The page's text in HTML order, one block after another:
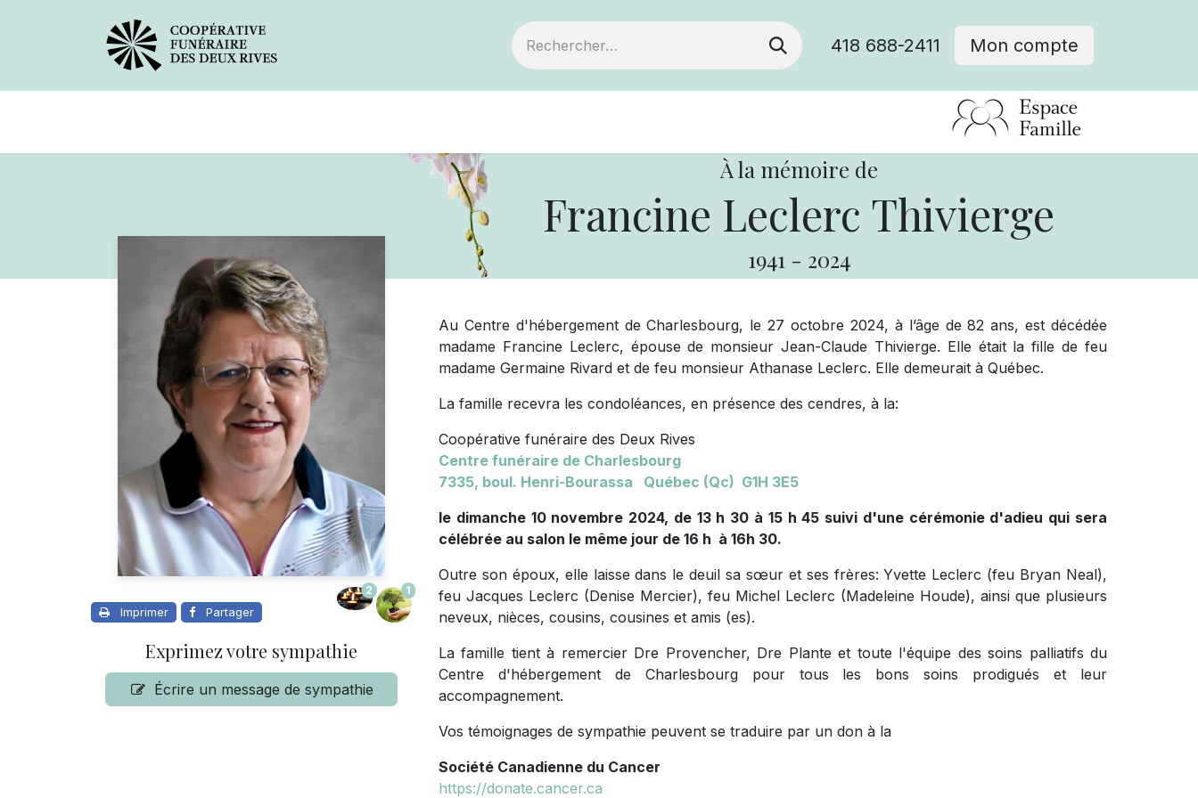
418 688-2411 Mon compte
À la mémoire de
Francine Leclerc Thivierge
1941 - 2024
Imprimer Partager
2 1
Exprimez votre sympathie
Écrire un message de sympathie
Au Centre d'hébergement de Charlesbourg, le 27 octobre 2024, à l’âge de 82 ans, est décédée
madame Francine Leclerc, épouse de monsieur Jean-Claude Thivierge. Elle était la fille de feu
madame Germaine Rivard et de feu monsieur Athanase Leclerc. Elle demeurait à Québec.
La famille recevra les condoléances, en présence des cendres, à la:
Coopérative funéraire des Deux Rives
Centre funéraire de Charlesbourg
7335, boul. Henri-Bourassa Québec (Qc) G1H 3E5
le dimanche 10 novembre 2024, de 13 h 30 à 15 h 45 suivi d'une cérémonie d'adieu qui sera
célébrée au salon le même jour de 16 h à 16h 30.
Outre son époux, elle laisse dans le deuil sa sœur et ses frères: Yvette Leclerc (feu Bryan Neal),
feu Jacques Leclerc (Denise Mercier), feu Michel Leclerc (Madeleine Houde), ainsi que plusieurs
neveux, nièces, cousins, cousines et amis (es).
La famille tient à remercier Dre Provencher, Dre Plante et toute l'équipe des soins palliatifs du
Centre d'hébergement de Charlesbourg pour tous les bons soins prodigués et leur
accompagnement.
Vos témoignages de sympathie peuvent se traduire par un don à la
Société Canadienne du Cancer
https://donate.cancer.ca